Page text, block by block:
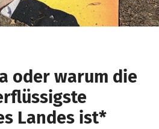
oder warum die
Landes ist*